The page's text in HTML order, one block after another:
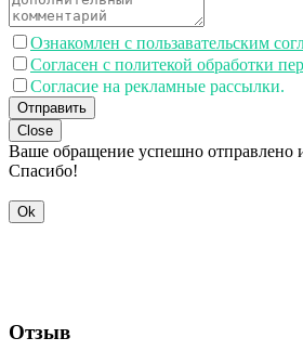
Ознакомлен с пользавательским
Согласен с политекой обработки
Согласие на рекламные рассылки.
Отправить
Close
Ваше обращение успешно отправлено
Спасибо!
Ok
Отзыв